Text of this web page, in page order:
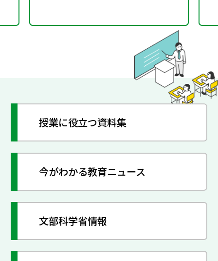
授業に役立つ資料集
今がわかる教育ニュース
文部科学省情報